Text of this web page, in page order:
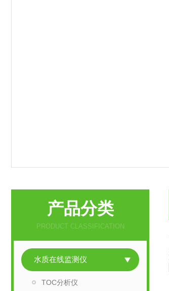
产品分类
PRODUCT CLASSIFICATION
水质在线监测仪
TOC分析仪